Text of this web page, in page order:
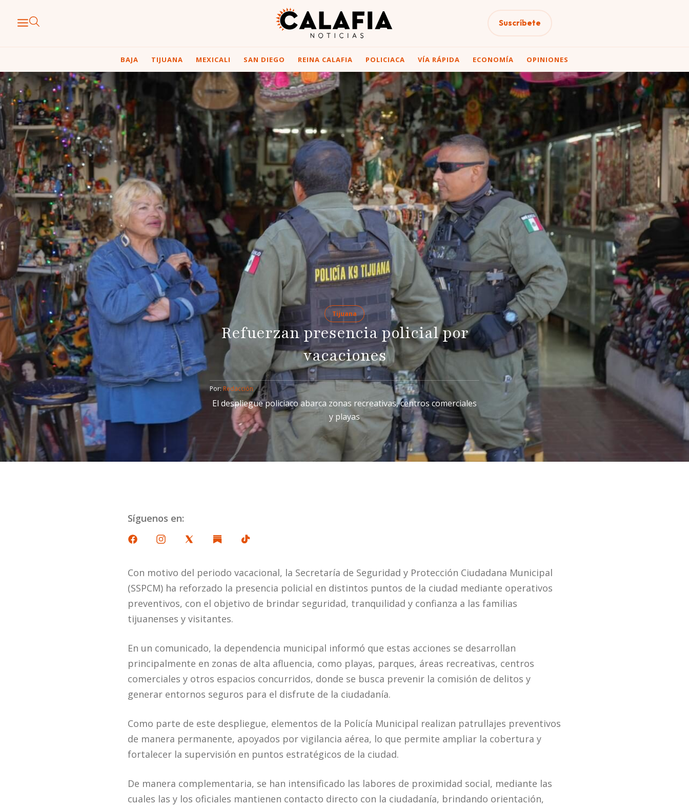
Suscríbete
BAJA TIJUANA MEXICALI SAN DIEGO REINA CALAFIA POLICIACA VÍA RÁPIDA ECONOMÍA OPINIONES
Tijuana
Refuerzan presencia policial por
vacaciones
Por: Redacción
El despliegue policiaco abarca zonas recreativas, centros comerciales
y playas
Síguenos en:
Con motivo del periodo vacacional, la Secretaría de Seguridad y Protección Ciudadana Municipal
(SSPCM) ha reforzado la presencia policial en distintos puntos de la ciudad mediante operativos
preventivos, con el objetivo de brindar seguridad, tranquilidad y confianza a las familias
tijuanenses y visitantes.
En un comunicado, la dependencia municipal informó que estas acciones se desarrollan
principalmente en zonas de alta afluencia, como playas, parques, áreas recreativas, centros
comerciales y otros espacios concurridos, donde se busca prevenir la comisión de delitos y
generar entornos seguros para el disfrute de la ciudadanía.
Como parte de este despliegue, elementos de la Policía Municipal realizan patrullajes preventivos
de manera permanente, apoyados por vigilancia aérea, lo que permite ampliar la cobertura y
fortalecer la supervisión en puntos estratégicos de la ciudad.
De manera complementaria, se han intensificado las labores de proximidad social, mediante las
cuales las y los oficiales mantienen contacto directo con la ciudadanía, brindando orientación,